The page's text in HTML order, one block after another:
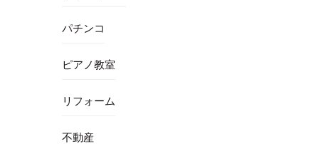
パチンコ
ピアノ教室
リフォーム
不動産